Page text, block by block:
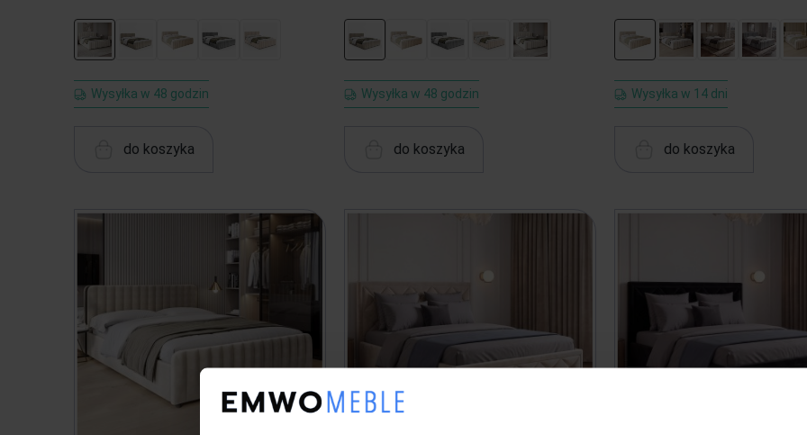
Wysyłka w 48 godzin
do koszyka
Wysyłka w 48 godzin
do koszyka
Wysyłka w 14 dni
do koszyka